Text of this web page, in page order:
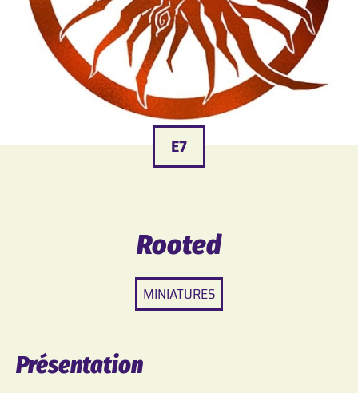
E7
Rooted
MINIATURES
Présentation